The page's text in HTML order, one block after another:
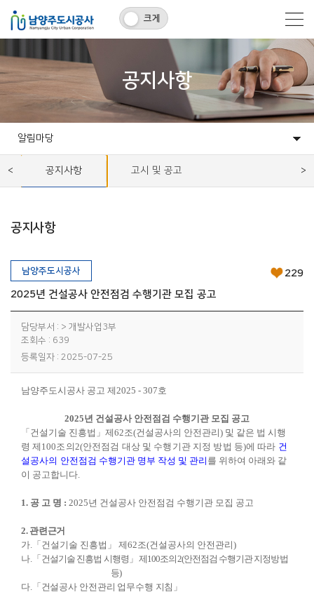
크게
공지사항
알림마당
고객마당
알림마당
개발사업
시설운영사업
정보공유
공사소개공지사항 고시 및 공고
공지사항
남양주도시공사
2025년 건설공사 안전점검 수행기관 모집 공고
229
담당부서 : > 개발사업3부
조회수 : 639
등록일자 : 2025-07-25
남양주도시공사 공고 제2025 - 307호
2025년 건설공사 안전점검 수행기관 모집 공고
「 건설기술 진흥법 」 제62조(건설공사의 안전관리) 및 같은 법 시행
령 제 100조의2(안전점검 대상 및 수행기관 지정 방법 등)에 따라 건
설공사의 안전점검 수행기관 명부 작성 및 관리 를 위하여 아래와 같
이 공고합니다.
1. 공 고 명 : 2025년 건설공사 안전점검 수행기관 모집 공고
2. 관련근거
가. 「 건설기술 진흥법 」 제62조(건설공사의 안전관리)
나. 「 건설기술 진흥법 시행령 」 제100조의2(안전점검 수행기관 지정방법
등)
다.「 건설공사 안전관리 업무수행 지침 」